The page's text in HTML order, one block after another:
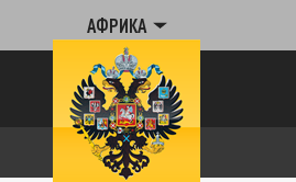
АФРИКА